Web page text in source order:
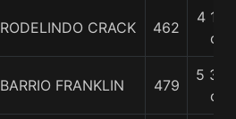
RODELINDO CRACK 462
4 1/4
c
BARRIO FRANKLIN 479
5 3/4
c